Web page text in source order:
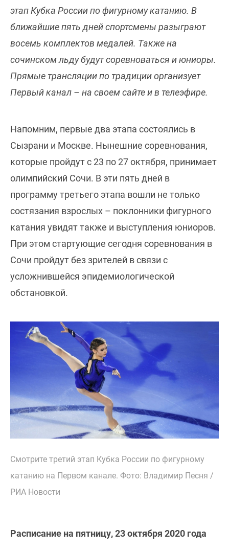
этап Кубка России по фигурному катанию. В
ближайшие пять дней спортсмены разыграют
восемь комплектов медалей. Также на
сочинском льду будут соревноваться и юниоры.
Прямые трансляции по традиции организует
Первый канал – на своем сайте и в телеэфире.
Напомним, первые два этапа состоялись в
Сызрани и Москве. Нынешние соревнования,
которые пройдут с 23 по 27 октября, принимает
олимпийский Сочи. В эти пять дней в
программу третьего этапа вошли не только
состязания взрослых – поклонники фигурного
катания увидят также и выступления юниоров.
При этом стартующие сегодня соревнования в
Сочи пройдут без зрителей в связи с
усложнившейся эпидемиологической
обстановкой.
Смотрите третий этап Кубка России по фигурному
катанию на Первом канале. Фото: Владимир Песня /
РИА Новости
Расписание на пятницу, 23 октября 2020 года